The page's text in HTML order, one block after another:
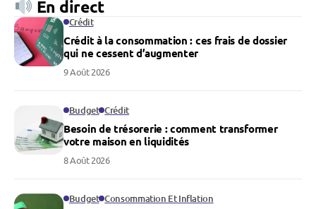
En direct
Crédit
Crédit à la consommation : ces frais de dossier
qui ne cessent d’augmenter
9 Août 2026
Budget Crédit
Besoin de trésorerie : comment transformer
votre maison en liquidités
8 Août 2026
Budget Consommation Et Inflation